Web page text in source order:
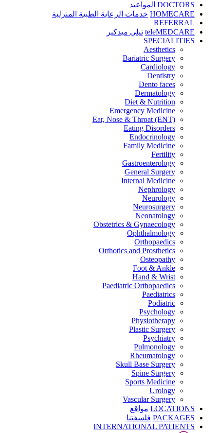
DOCTORS المواعيد
HOMECARE خدمات الرعاية الطبية المنزلية
REFERRAL
teleMEDCARE تيلي ميدكير
SPECIALITIES
Aesthetics
Bariatric Surgery
Cardiology
Dentistry
Dento faces
Dermatology
Diet & Nutrition
Emergency Medicine
Ear, Nose & Throat (ENT)
Eating Disorders
Endocrinology
Family Medicine
Fertility
Gastroenterology
General Surgery
Internal Medicine
Nephrology
Neurology
Neurosurgery
Neonatology
Obstetrics & Gynaecology
Ophthalmology
Orthopaedics
Orthotics and Prosthetics
Osteopathy
Foot & Ankle
Hand & Wrist
Paediatric Orthopaedics
Paediatrics
Podiatric
Psychology
Physiotherapy
Plastic Surgery
Psychiatry
Pulmonology
Rheumatology
Skull Base Surgery
Spine Surgery
Sports Medicine
Urology
Vascular Surgery
LOCATIONS مواقع
PACKAGES فلسفتنا
INTERNATIONAL PATIENTS